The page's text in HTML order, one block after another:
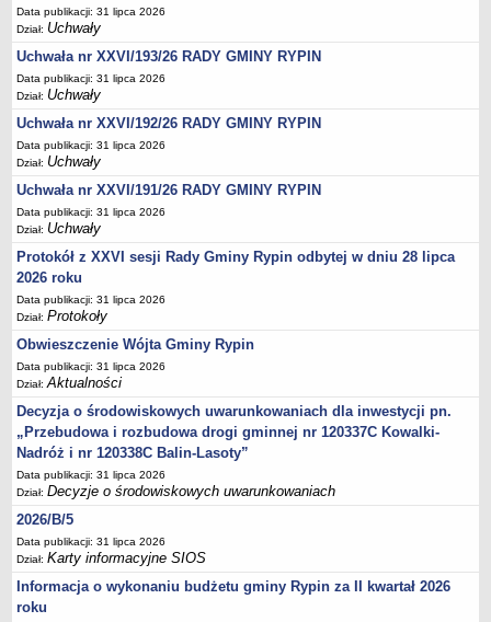
Ogłoszenia o naborze na wolne stanowiska urzędnicze
Lista kandydatów spełniających wymagania formalne w naborach na
wolne stanowiska urzędnicze
Wyniki naboru na wolne stanowiska urzędnicze
Sygnaliści
Galeria
Raporty o stanie dostępności
Wnioski
WŁADZE I STRUKTURA
Struktura organizacyjna
Rada gminy
Urząd gminy
Jednostki organizacyjne, GOPS, Instytucja kultury, OSP
Jednostki pomocnicze - sołectwa
Plan pracy komisji rewizyjnej
Sesje Rady Gminy Rypin
PRAWO LOKALNE
Statut
Strategia rozwoju
Uchwały
Data publikacji: 31 lipca 2026
Dział: Uchwały
Uchwała nr XXVI/193/26 RADY GMINY RYPIN
Data publikacji: 31 lipca 2026
Dział: Uchwały
Uchwała nr XXVI/192/26 RADY GMINY RYPIN
Data publikacji: 31 lipca 2026
Dział: Uchwały
Uchwała nr XXVI/191/26 RADY GMINY RYPIN
Data publikacji: 31 lipca 2026
Dział: Uchwały
Protokół z XXVI sesji Rady Gminy Rypin odbytej w dniu 28 lipca
2026 roku
Data publikacji: 31 lipca 2026
Dział:Protokoły
Obwieszczenie Wójta Gminy Rypin
Data publikacji: 31 lipca 2026
Dział:Aktualności
Decyzja o środowiskowych uwarunkowaniach dla inwestycji pn.
„Przebudowa i rozbudowa drogi gminnej nr 120337C Kowalki-
Nadróż i nr 120338C Balin-Lasoty”
Data publikacji: 31 lipca 2026
Dział:Decyzje o środowiskowych uwarunkowaniach
2026/B/5
Data publikacji: 31 lipca 2026
Dział:Karty informacyjne SIOS
Informacja o wykonaniu budżetu gminy Rypin za II kwartał 2026
roku